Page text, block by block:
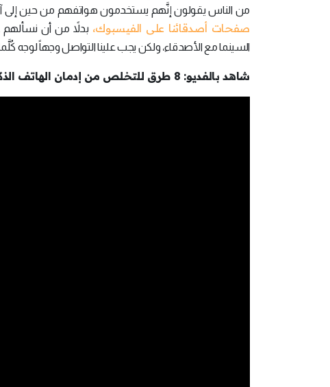
من الناس يقولون إنَّهم يستخدمون هواتفهم من حين إلى آخر
صفحات أصدقائنا على الفيسبوك، بدلاً من أن نسألهم
السينما مع الأصدقاء، ولكن يجب علينا التواصل وجهاً لوجه
شاهد بالفديو: 8 طرق للتخلص من إدمان الهاتف الذكي